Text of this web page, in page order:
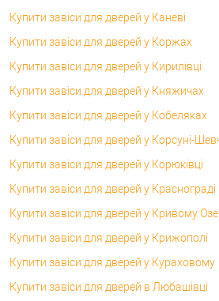
Купити завіси для дверей у Каневі
Купити завіси для дверей у Коржах
Купити завіси для дверей у Кирилівці
Купити завіси для дверей у Княжичах
Купити завіси для дверей у Кобеляках
Купити завіси для дверей у Корсунi-
Купити завіси для дверей у Корюківці
Купити завіси для дверей у Краснограді
Купити завіси для дверей у Кривому
Купити завіси для дверей у Крижополі
Купити завіси для дверей у Кураховому
Купити завіси для дверей в Любашівці